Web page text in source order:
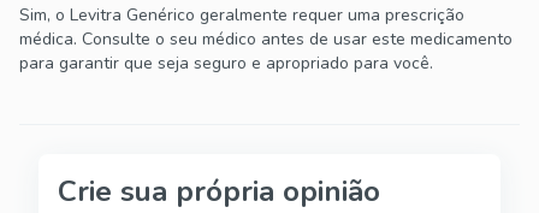
Sim, o Levitra Genérico geralmente requer uma prescrição
médica. Consulte o seu médico antes de usar este medicamento
para garantir que seja seguro e apropriado para você.
Crie sua própria opinião